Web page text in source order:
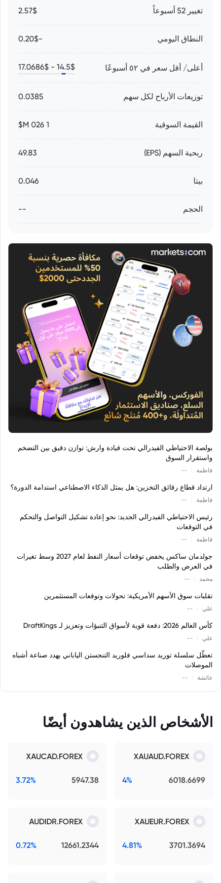
تغيير 52 أسبوعاً 2.57$
النطاق اليومي -0.20$
أعلى/ أقل سعر في ٥٢ أسبوعًا 14.5$ -
17.0686$
توزيعات الأرباح لكل سهم 0.0385
القيمة السوقية 1 026 M$
ربحية السهم (EPS) 49.83
بيتا 0.046
الحجم --
بولصة الاحتياطي الفيدرالي تحت قيادة وارش: توازن دقيق بين التضخم
واستقرار السوق
فاطمة --
ارتداد قطاع رقائق التخزين: هل يمثل الذكاء الاصطناعي استدامة الدورة؟
فاطمة --
رئيس الاحتياطي الفيدرالي الجديد: نحو إعادة تشكيل التواصل والتحكم
في التوقعات
فاطمة --
جولدمان ساكس يخفض توقعات أسعار النفط لعام 2027 وسط تغيرات
في العرض والطلب
محمد --
تقلبات سوق الأسهم الأمريكية: تحولات وتوقعات المستثمرين
علي --
كأس العالم 2026: دفعة قوية لأسواق التنبؤات وتعزيز لـ DraftKings
علي --
تعطّل سلسلة توريد سداسي فلوريد التنجستن الياباني يهدد صناعة أشباه
الموصلات
عائشة --
الأشخاص الذين يشاهدون أيضًا
XAUAUD.FOREX
6018.6699
4%
XAUCAD.FOREX
5947.38
3.72%
XAUEUR.FOREX
3701.3694
4.81%
AUDIDR.FOREX
12661.2344
0.72%